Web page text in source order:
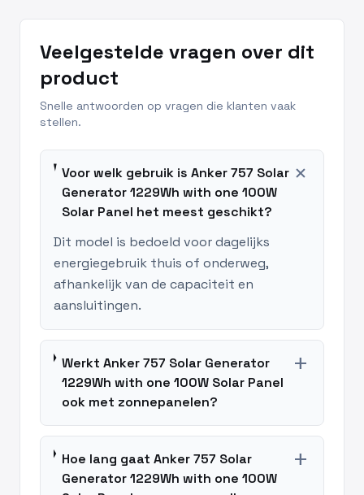
Veelgestelde vragen over dit
product
Snelle antwoorden op vragen die klanten vaak
stellen.
Voor welk gebruik is Anker 757 Solar
Generator 1229Wh with one 100W
Solar Panel het meest geschikt?
add
Dit model is bedoeld voor dagelijks
energiegebruik thuis of onderweg,
afhankelijk van de capaciteit en
aansluitingen.
Werkt Anker 757 Solar Generator
1229Wh with one 100W Solar Panel
ook met zonnepanelen?
add
Hoe lang gaat Anker 757 Solar
Generator 1229Wh with one 100W
add